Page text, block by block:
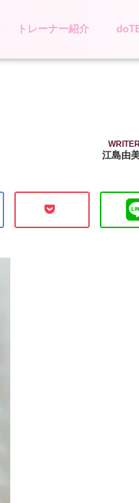
トレーナー紹介
江島由